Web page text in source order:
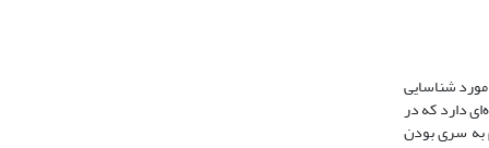
شناسایی
دارد که در
مدنی و سیاسی «تصمیم به سری بودن